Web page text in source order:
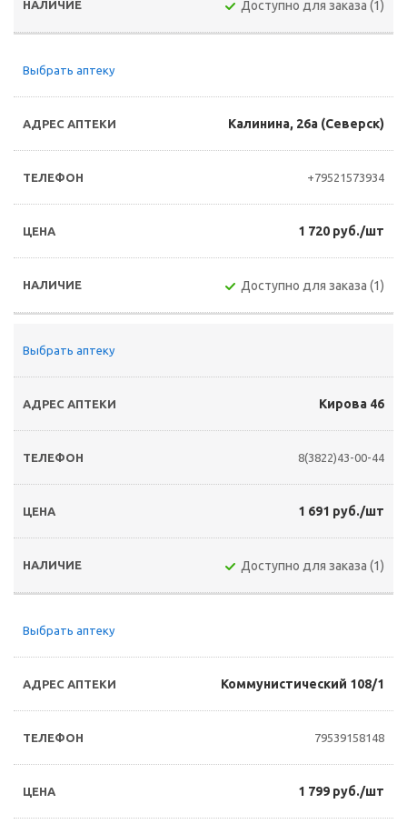
Доступно для заказа (1)
Выбрать аптеку
Калинина, 26а (Северск)
+79521573934
1 720 руб./шт
Доступно для заказа (1)
Выбрать аптеку
Кирова 46
8(3822)43-00-44
1 691 руб./шт
Доступно для заказа (1)
Выбрать аптеку
Коммунистический 108/1
79539158148
1 799 руб./шт